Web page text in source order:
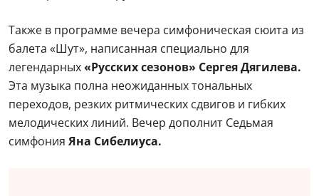
Также в программе вечера симфоническая сюита из
балета «Шут», написанная специально для
легендарных«Русских сезонов» Сергея Дягилева.
Эта музыка полна неожиданных тональных
переходов, резких ритмических сдвигов и гибких
мелодических линий. Вечер дополнит Седьмая
симфония Яна Сибелиуса.